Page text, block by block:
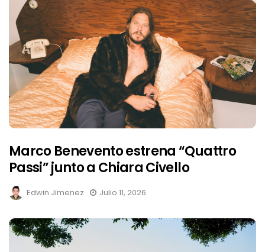
Marco Benevento estrena “Quattro
Passi” junto a Chiara Civello
Edwin Jimenez Julio 11, 2026